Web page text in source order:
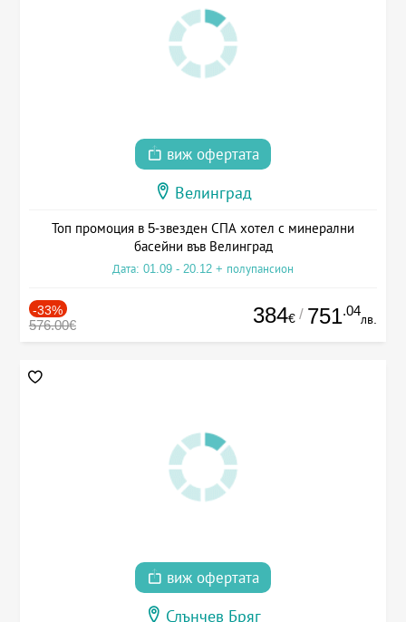
виж офертата
Велинград
Топ промоция в 5-звезден СПА хотел с минерални
басейни във Велинград
Дата: 01.09 - 20.12 + полупансион
-33%
576.00€ 384€ / 751.04
лв.
виж офертата
Слънчев Бряг